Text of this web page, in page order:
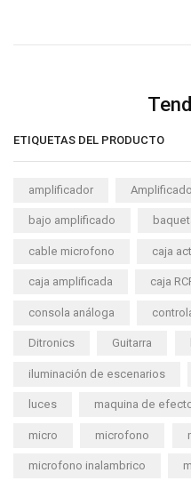
ETIQUETAS DEL PRODUCTO
amplificador
bajo amplificado
cable microfono caja
caja amplificada caja
consola análoga
Ditronics Guitarra
iluminación de escenarios
luces maquina de
micro microfono
microfono inalambrico